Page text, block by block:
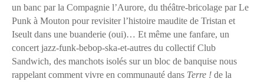
un banc par la Compagnie l’Aurore, du théâtre-bricolage par Le
Punk à Mouton pour revisiter l’histoire maudite de Tristan et
Iseult dans une buanderie (oui)… Et même une fanfare, un
concert jazz-funk-bebop-ska-et-autres du collectif Club
Sandwich, des manchots isolés sur un bloc de banquise nous
rappelant comment vivre en communauté dans Terre ! de la